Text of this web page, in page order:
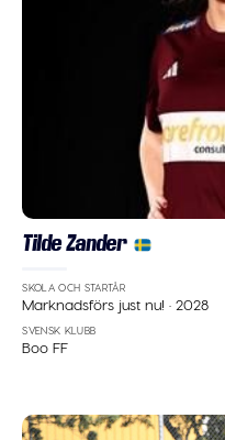
Tilde Zander
SKOLA OCH STARTÅR
Marknadsförs just nu!·2028
SVENSK KLUBB
Boo FF